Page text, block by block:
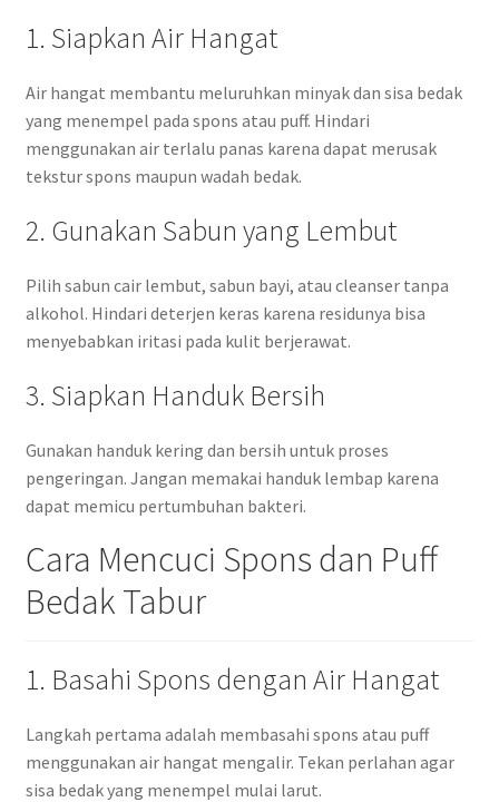
1. Siapkan Air Hangat
Air hangat membantu meluruhkan minyak dan sisa bedak
yang menempel pada spons atau puff. Hindari
menggunakan air terlalu panas karena dapat merusak
tekstur spons maupun wadah bedak.
2. Gunakan Sabun yang Lembut
Pilih sabun cair lembut, sabun bayi, atau cleanser tanpa
alkohol. Hindari deterjen keras karena residunya bisa
menyebabkan iritasi pada kulit berjerawat.
3. Siapkan Handuk Bersih
Gunakan handuk kering dan bersih untuk proses
pengeringan. Jangan memakai handuk lembap karena
dapat memicu pertumbuhan bakteri.
Cara Mencuci Spons dan Puff
Bedak Tabur
1. Basahi Spons dengan Air Hangat
Langkah pertama adalah membasahi spons atau puff
menggunakan air hangat mengalir. Tekan perlahan agar
sisa bedak yang menempel mulai larut.